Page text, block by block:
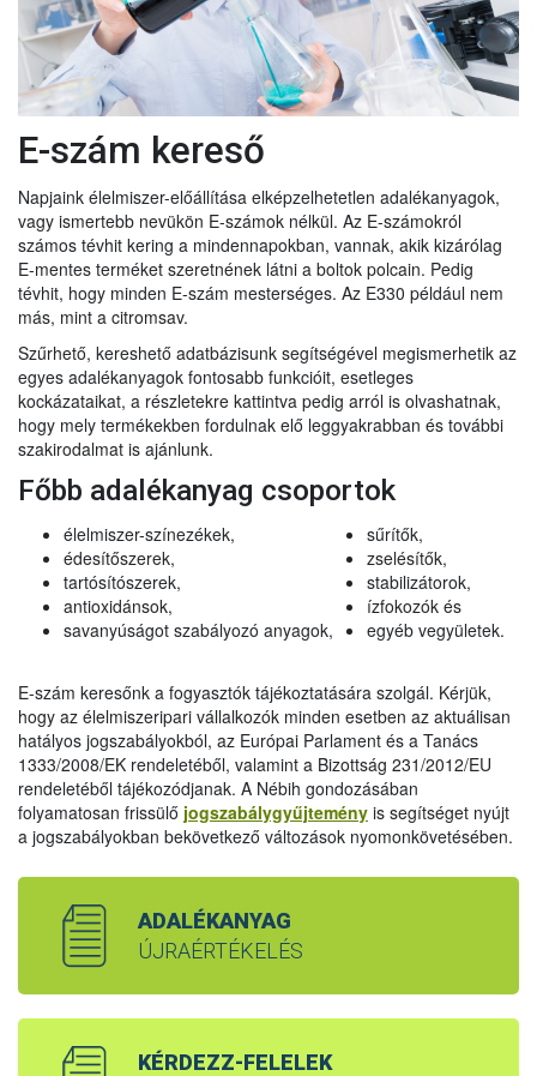
E-szám kereső
Napjaink élelmiszer-előállítása elképzelhetetlen adalékanyagok,
vagy ismertebb nevükön E-számok nélkül. Az E-számokról
számos tévhit kering a mindennapokban, vannak, akik kizárólag
E-mentes terméket szeretnének látni a boltok polcain. Pedig
tévhit, hogy minden E-szám mesterséges. Az E330 például nem
más, mint a citromsav.
Szűrhető, kereshető adatbázisunk segítségével megismerhetik az
egyes adalékanyagok fontosabb funkcióit, esetleges
kockázataikat, a részletekre kattintva pedig arról is olvashatnak,
hogy mely termékekben fordulnak elő leggyakrabban és további
szakirodalmat is ajánlunk.
Főbb adalékanyag csoportok
élelmiszer-színezékek,
édesítőszerek,
tartósítószerek,
antioxidánsok,
savanyúságot szabályozó anyagok,
sűrítők,
zselésítők,
stabilizátorok,
ízfokozók és
egyéb vegyületek.
E-szám keresőnk a fogyasztók tájékoztatására szolgál. Kérjük,
hogy az élelmiszeripari vállalkozók minden esetben az aktuálisan
hatályos jogszabályokból, az Európai Parlament és a Tanács
1333/2008/EK rendeletéből, valamint a Bizottság 231/2012/EU
rendeletéből tájékozódjanak. A Nébih gondozásában
folyamatosan frissülő jogszabálygyűjtemény is segítséget nyújt
a jogszabályokban bekövetkező változások nyomonkövetésében.
ADALÉKANYAG
ÚJRAÉRTÉKELÉS
KÉRDEZZ-FELELEK